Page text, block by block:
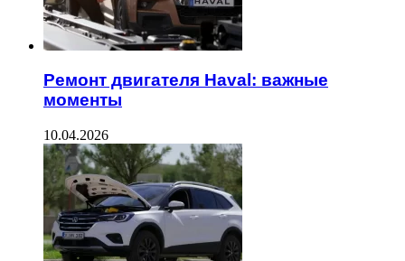
Ремонт двигателя Haval: важные
моменты
10.04.2026